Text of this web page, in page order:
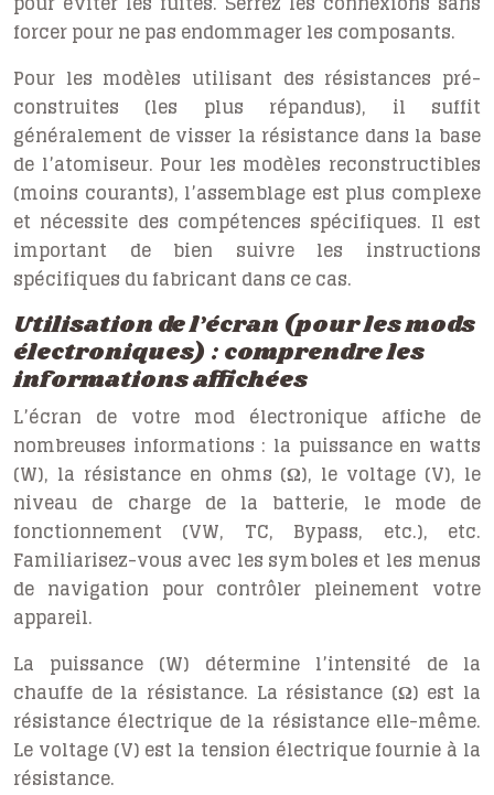
forcer pour ne pas endommager les composants.
Pour les modèles utilisant des résistances pré-
construites (les plus répandus), il suffit
généralement de visser la résistance dans la base
de l’atomiseur. Pour les modèles reconstructibles
(moins courants), l’assemblage est plus complexe
et nécessite des compétences spécifiques. Il est
important de bien suivre les instructions
spécifiques du fabricant dans ce cas.
Utilisation de l’écran (pour les mods
électroniques) : comprendre les
informations affichées
L’écran de votre mod électronique affiche de
nombreuses informations : la puissance en watts
(W), la résistance en ohms (Ω), le voltage (V), le
niveau de charge de la batterie, le mode de
fonctionnement (VW, TC, Bypass, etc.), etc.
Familiarisez-vous avec les symboles et les menus
de navigation pour contrôler pleinement votre
appareil.
La puissance (W) détermine l’intensité de la
chauffe de la résistance. La résistance (Ω) est la
résistance électrique de la résistance elle-même.
Le voltage (V) est la tension électrique fournie à la
résistance.